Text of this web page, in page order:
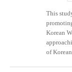
higher
when the
higher.
${\mu}g/
This
Korean
of